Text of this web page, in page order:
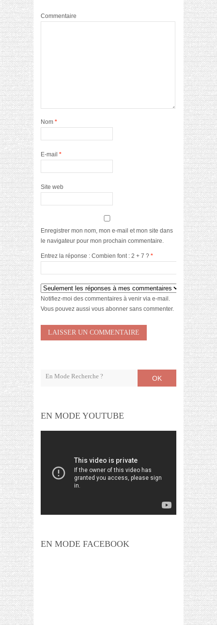
Commentaire
Nom *
E-mail *
Site web
Enregistrer mon nom, mon e-mail et mon site dans
le navigateur pour mon prochain commentaire.
Entrez la réponse : Combien font : 2 + 7 ? *
Notifiez-moi des commentaires à venir via e-mail.
Vous pouvez aussi vous abonner sans commenter.
OK
EN MODE YOUTUBE
EN MODE FACEBOOK